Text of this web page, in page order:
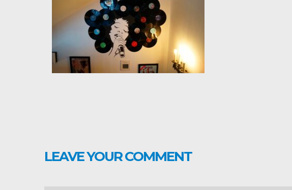
LEAVE YOUR COMMENT